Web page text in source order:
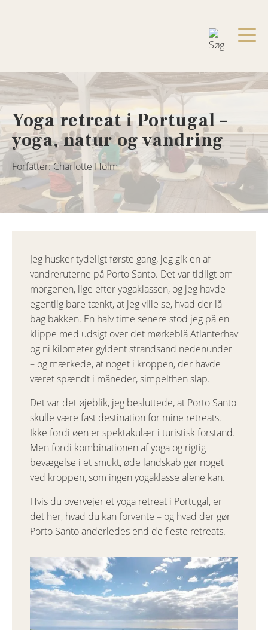
Yoga retreat i Portugal –
yoga, natur og vandring
Forfatter: Charlotte Holm
Jeg husker tydeligt første gang, jeg gik en af
vandreruterne på Porto Santo. Det var tidligt om
morgenen, lige efter yogaklassen, og jeg havde
egentlig bare tænkt, at jeg ville se, hvad der lå
bag bakken. En halv time senere stod jeg på en
klippe med udsigt over det mørkeblå Atlanterhav
og ni kilometer gyldent strandsand nedenunder
– og mærkede, at noget i kroppen, der havde
været spændt i måneder, simpelthen slap.
Det var det øjeblik, jeg besluttede, at Porto Santo
skulle være fast destination for mine retreats.
Ikke fordi øen er spektakulær i turistisk forstand.
Men fordi kombinationen af yoga og rigtig
bevægelse i et smukt, øde landskab gør noget
ved kroppen, som ingen yogaklasse alene kan.
Hvis du overvejer et yoga retreat i Portugal, er
det her, hvad du kan forvente – og hvad der gør
Porto Santo anderledes end de fleste retreats.